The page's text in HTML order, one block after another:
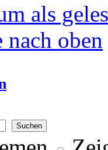
als
nach oben